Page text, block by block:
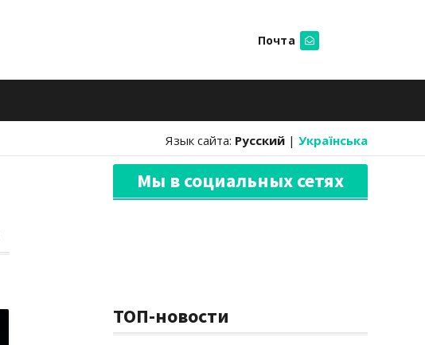
Почта
Язык сайта: Русский | Українська
Мы в социальных сетях
ТОП-новости